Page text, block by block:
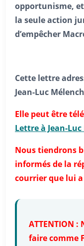
opportunisme,
la seule action
d’empêcher
Cette lettre
Jean-Luc
Elle peut être
Lettre à Jean-
Nous tiendrons
informés de la
courrier que lui
ATTENTION
faire comme